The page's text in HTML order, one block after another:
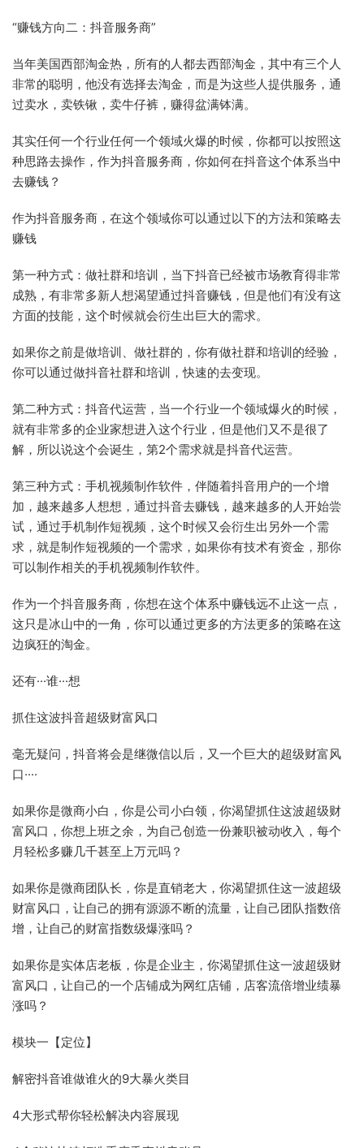
“赚钱方向二：抖音服务商”
当年美国西部淘金热，所有的人都去西部淘金，其中有三个人
非常的聪明，他没有选择去淘金，而是为这些人提供服务，通
过卖水，卖铁锹，卖牛仔裤，赚得盆满钵满。
其实任何一个行业任何一个领域火爆的时候，你都可以按照这
种思路去操作，作为抖音服务商，你如何在抖音这个体系当中
去赚钱？
作为抖音服务商，在这个领域你可以通过以下的方法和策略去
赚钱
第一种方式：做社群和培训，当下抖音已经被市场教育得非常
成熟，有非常多新人想渴望通过抖音赚钱，但是他们有没有这
方面的技能，这个时候就会衍生出巨大的需求。
如果你之前是做培训、做社群的，你有做社群和培训的经验，
你可以通过做抖音社群和培训，快速的去变现。
第二种方式：抖音代运营，当一个行业一个领域爆火的时候，
就有非常多的企业家想进入这个行业，但是他们又不是很了
解，所以说这个会诞生，第2个需求就是抖音代运营。
第三种方式：手机视频制作软件，伴随着抖音用户的一个增
加，越来越多人想想，通过抖音去赚钱，越来越多的人开始尝
试，通过手机制作短视频，这个时候又会衍生出另外一个需
求，就是制作短视频的一个需求，如果你有技术有资金，那你
可以制作相关的手机视频制作软件。
作为一个抖音服务商，你想在这个体系中赚钱远不止这一点，
这只是冰山中的一角，你可以通过更多的方法更多的策略在这
边疯狂的淘金。
还有···谁···想
抓住这波抖音超级财富风口
毫无疑问，抖音将会是继微信以后，又一个巨大的超级财富风
口····
如果你是微商小白，你是公司小白领，你渴望抓住这波超级财
富风口，你想上班之余，为自己创造一份兼职被动收入，每个
月轻松多赚几千甚至上万元吗？
如果你是微商团队长，你是直销老大，你渴望抓住这一波超级
财富风口，让自己的拥有源源不断的流量，让自己团队指数倍
增，让自己的财富指数级爆涨吗？
如果你是实体店老板，你是企业主，你渴望抓住这一波超级财
富风口，让自己的一个店铺成为网红店铺，店客流倍增业绩暴
涨吗？
模块一【定位】
解密抖音谁做谁火的9大暴火类目
4大形式帮你轻松解决内容展现